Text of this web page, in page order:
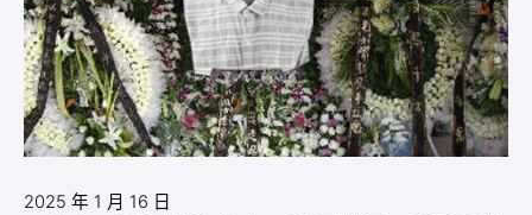
2025 年 1 月 16 日